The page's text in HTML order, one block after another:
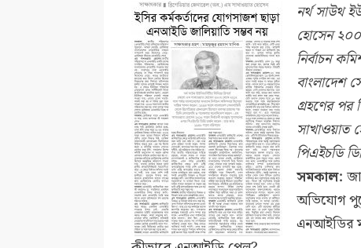
নর্থ সাউথ
হোসেন
নির্বাচন
বাংলাদেশ
গ্রহণের
সাখাওয়াত
পিএইচডি
সমকাল:
অভিযোগ
এনআইডির